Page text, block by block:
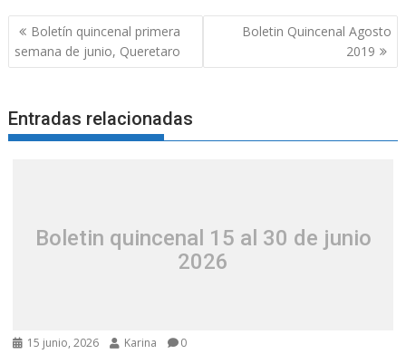
Boletín quincenal primera
semana de junio, Queretaro
Boletin Quincenal Agosto
2019
Entradas relacionadas
Boletin quincenal 15 al 30 de junio
2026
15 junio, 2026 Karina 0